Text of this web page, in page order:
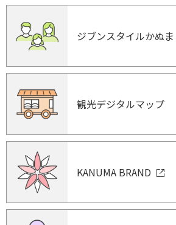
ジブンスタイルかぬま
観光デジタルマップ
KANUMA BRAND